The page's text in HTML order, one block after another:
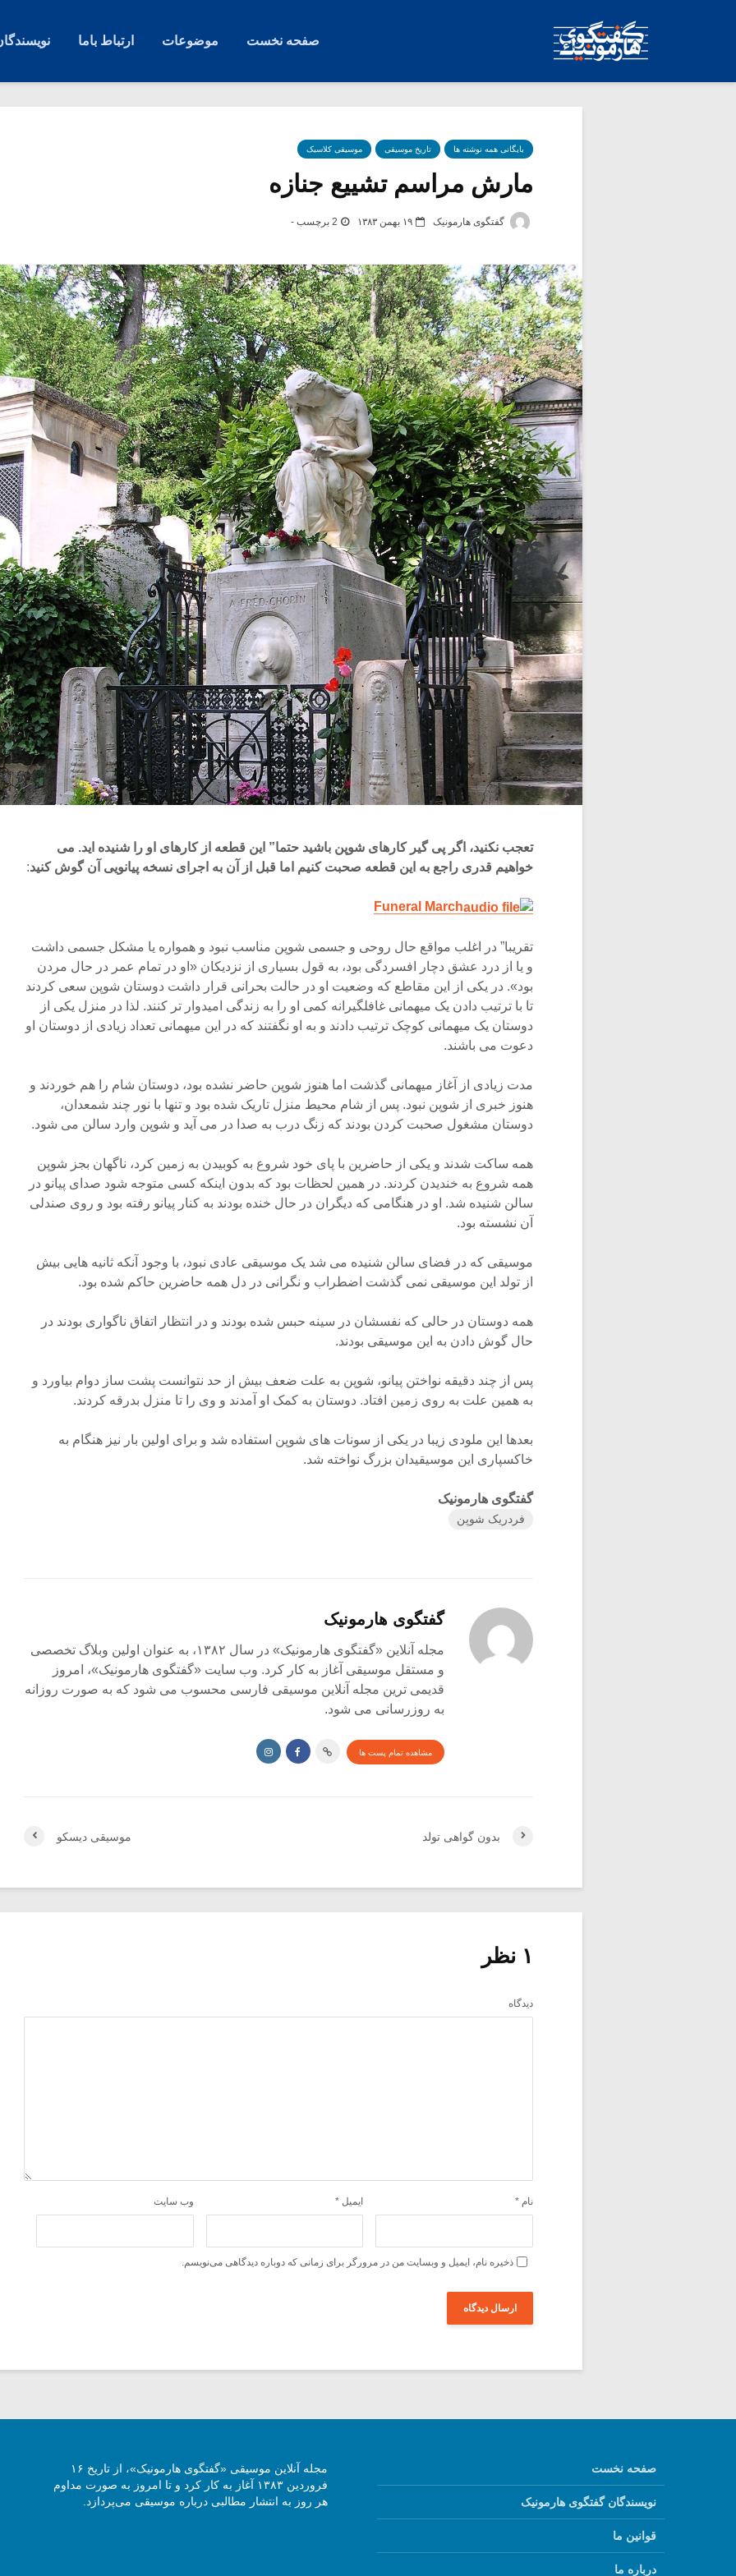
صفحه نخست موضوعات ارتباط باما
بایگانی همه نوشته ها تاریخ موسیقی موسیقی کلاسیک
مارش مراسم تشییع جنازه
گفتگوی هارمونیک ۱۹ بهمن ۱۳۸۳ 2 برچسب -
تعجب نکنید، اگر پی گیر کارهای شوپن باشید حتما” این قطعه از کارهای او را شنیده اید. می
خواهیم قدری راجع به این قطعه صحبت کنیم اما قبل از آن به اجرای نسخه پیانویی آن گوشکنید:
Funeral March
تقریبا” در اغلب مواقع حال روحی و جسمی شوپن مناسب نبود و همواره یا مشکل جسمی داشت
و یا از درد عشق دچار افسردگی بود، به قول بسیاری از نزدیکان «او در تمام عمر در حال مردن
بود». در یکی از این مقاطع که وضعیت او در حالت بحرانی قرار داشت دوستان شوپن سعی کردند
تا با ترتیب دادن یک میهمانی غافلگیرانه کمی او را به زندگی امیدوار تر کنند. لذا در منزل یکی از
دوستان یک میهمانی کوچک ترتیب دادند و به او نگفتند که در این میهمانی تعداد زیادی از دوستان او
دعوت می باشند.
مدت زیادی از آغاز میهمانی گذشت اما هنوز شوپن حاضر نشده بود، دوستان شام را هم خوردند و
هنوز خبری از شوپن نبود. پس از شام محیط منزل تاریک شده بود و تنها با نور چند شمعدان،
دوستان مشغول صحبت کردن بودند که زنگ درب به صدا در می آید و شوپن وارد سالن می شود.
همه ساکت شدند و یکی از حاضرین با پای خود شروع به کوبیدن به زمین کرد، ناگهان بجز شوپن
همه شروع به خندیدن کردند. در همین لحظات بود که بدون اینکه کسی متوجه شود صدای پیانو در
سالن شنیده شد. او در هنگامی که دیگران در حال خنده بودند به کنار پیانو رفته بود و روی صندلی
آن نشسته بود.
موسیقی که در فضای سالن شنیده می شد یک موسیقی عادی نبود، با وجود آنکه ثانیه هایی بیش
از تولد این موسیقی نمی گذشت اضطراب و نگرانی در دل همه حاضرین حاکم شده بود.
همه دوستان در حالی که نفسشان در سینه حبس شده بودند و در انتظار اتفاق ناگواری بودند در
حال گوش دادن به این موسیقی بودند.
پس از چند دقیقه نواختن پیانو، شوپن به علت ضعف بیش از حد نتوانست پشت ساز دوام بیاورد و
به همین علت به روی زمین افتاد. دوستان به کمک او آمدند و وی را تا منزل بدرقه کردند.
بعدها این ملودی زیبا در یکی از سونات های شوپن استفاده شد و برای اولین بار نیز هنگام به
خاکسپاری این موسیقیدان بزرگ نواخته شد.
گفتگوی هارمونیک
فردریک شوپن
گفتگوی هارمونیک
مجله آنلاین «گفتگوی هارمونیک» در سال ۱۳۸۲، به عنوان اولین وبلاگ تخصصی
و مستقل موسیقی آغاز به کار کرد. وب سایت «گفتگوی هارمونیک»، امروز
قدیمی ترین مجله آنلاین موسیقی فارسی محسوب می شود که به صورت روزانه
به روزرسانی می شود.
مشاهده تمام پست ها
موسیقی دیسکو بدون گواهی تولد
۱ نظر
دیدگاه
نام * ایمیل * وب‌ سایت
ذخیره نام، ایمیل و وبسایت من در مرورگر برای زمانی که دوباره دیدگاهی می‌نویسم.
صفحه نخست
نویسندگان گفتگوی هارمونیک
قوانین ما
درباره ما
مجله آنلاین موسیقی «گفتگوی هارمونیک»، از تاریخ ۱۶
فروردین ۱۳۸۳ آغاز به کار کرد و تا امروز به صورت مداوم
هر روز به انتشار مطالبی درباره موسیقی می‌پردازد.